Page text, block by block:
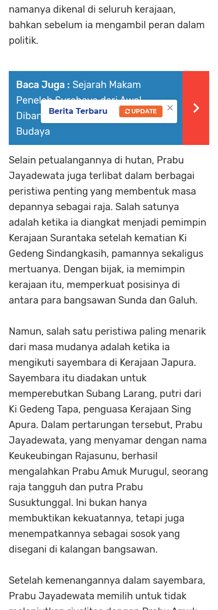
namanya dikenal di seluruh kerajaan,
bahkan sebelum ia mengambil peran dalam
politik.
Baca Juga : Sejarah Makam
Peneleh Surabaya dari Awal
Dibangun hingga Jadi Cagar
Budaya
Selain petualangannya di hutan, Prabu
Jayadewata juga terlibat dalam berbagai
peristiwa penting yang membentuk masa
depannya sebagai raja. Salah satunya
adalah ketika ia diangkat menjadi pemimpin
Kerajaan Surantaka setelah kematian Ki
Gedeng Sindangkasih, pamannya sekaligus
mertuanya. Dengan bijak, ia memimpin
kerajaan itu, memperkuat posisinya di
antara para bangsawan Sunda dan Galuh.
Namun, salah satu peristiwa paling menarik
dari masa mudanya adalah ketika ia
mengikuti sayembara di Kerajaan Japura.
Sayembara itu diadakan untuk
memperebutkan Subang Larang, putri dari
Ki Gedeng Tapa, penguasa Kerajaan Sing
Apura. Dalam pertarungan tersebut, Prabu
Jayadewata, yang menyamar dengan nama
Keukeubingan Rajasunu, berhasil
mengalahkan Prabu Amuk Murugul, seorang
raja tangguh dan putra Prabu
Susuktunggal. Ini bukan hanya
membuktikan kekuatannya, tetapi juga
menempatkannya sebagai sosok yang
disegani di kalangan bangsawan.
Setelah kemenangannya dalam sayembara,
Prabu Jayadewata memilih untuk tidak
×
Berita Terbaru UPDATE